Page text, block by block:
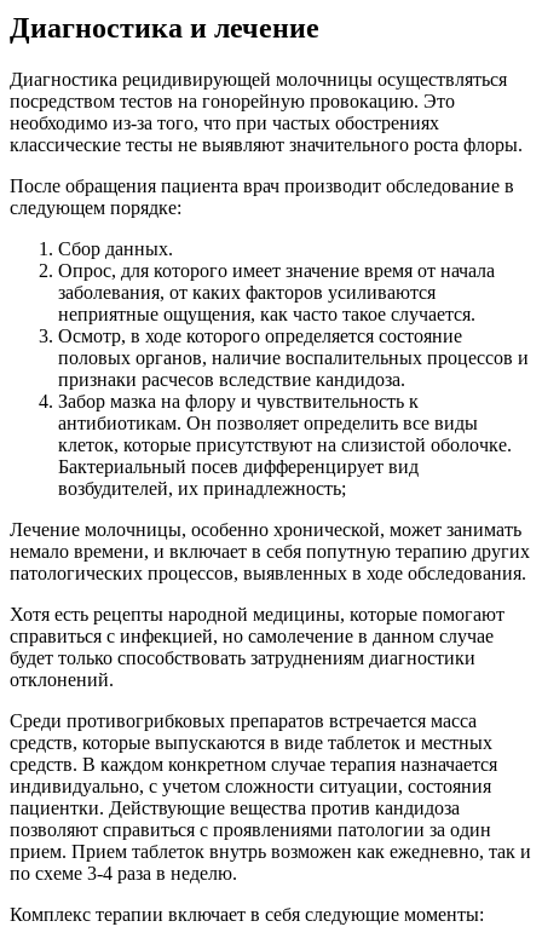
Диагностика и лечение
Диагностика рецидивирующей молочницы осуществляться
посредством тестов на гонорейную провокацию. Это
необходимо из-за того, что при частых обострениях
классические тесты не выявляют значительного роста флоры.
После обращения пациента врач производит обследование в
следующем порядке:
Сбор данных.
Опрос, для которого имеет значение время от начала
заболевания, от каких факторов усиливаются
неприятные ощущения, как часто такое случается.
Осмотр, в ходе которого определяется состояние
половых органов, наличие воспалительных процессов и
признаки расчесов вследствие кандидоза.
Забор мазка на флору и чувствительность к
антибиотикам. Он позволяет определить все виды
клеток, которые присутствуют на слизистой оболочке.
Бактериальный посев дифференцирует вид
возбудителей, их принадлежность;
Лечение молочницы, особенно хронической, может занимать
немало времени, и включает в себя попутную терапию других
патологических процессов, выявленных в ходе обследования.
Хотя есть рецепты народной медицины, которые помогают
справиться с инфекцией, но самолечение в данном случае
будет только способствовать затруднениям диагностики
отклонений.
Среди противогрибковых препаратов встречается масса
средств, которые выпускаются в виде таблеток и местных
средств. В каждом конкретном случае терапия назначается
индивидуально, с учетом сложности ситуации, состояния
пациентки. Действующие вещества против кандидоза
позволяют справиться с проявлениями патологии за один
прием. Прием таблеток внутрь возможен как ежедневно, так и
по схеме 3-4 раза в неделю.
Комплекс терапии включает в себя следующие моменты: